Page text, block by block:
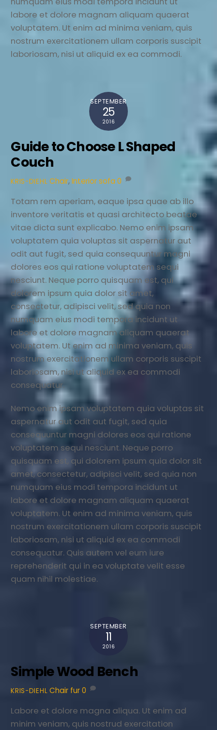
labore et dolore magnam aliquam quaerat
voluptatem. Ut enim ad minima veniam, quis
nostrum exercitationem ullam corporis suscipit
laboriosam, nisi ut aliquid ex ea commodi.
SEPTEMBER
25
2016
Guide to Choose L Shaped
Couch
KRIS-DIEHL Chair,Interior sofa 0
Totam rem aperiam, eaque ipsa quae ab illo
inventore veritatis et quasi architecto beatae
vitae dicta sunt explicabo. Nemo enim ipsam
voluptatem quia voluptas sit aspernatur aut
odit aut fugit, sed quia consequuntur magni
dolores eos qui ratione voluptatem sequi
nesciunt. Neque porro quisquam est, qui
dolorem ipsum quia dolor sit amet,
consectetur, adipisci velit, sed quia non
numquam eius modi tempora incidunt ut
labore et dolore magnam aliquam quaerat
voluptatem. Ut enim ad minima veniam, quis
nostrum exercitationem ullam corporis suscipit
laboriosam, nisi ut aliquid ex ea commodi
consequatur.
Nemo enim ipsam voluptatem quia voluptas sit
aspernatur aut odit aut fugit, sed quia
consequuntur magni dolores eos qui ratione
voluptatem sequi nesciunt. Neque porro
quisquam est, qui dolorem ipsum quia dolor sit
amet, consectetur, adipisci velit, sed quia non
numquam eius modi tempora incidunt ut
labore et dolore magnam aliquam quaerat
voluptatem. Ut enim ad minima veniam, quis
nostrum exercitationem ullam corporis suscipit
laboriosam, nisi ut aliquid ex ea commodi
consequatur. Quis autem vel eum iure
reprehenderit qui in ea voluptate velit esse
quam nihil molestiae.
SEPTEMBER
11
2016
Simple Wood Bench
KRIS-DIEHL Chair fur 0
Labore et dolore magna aliqua. Ut enim ad
minim veniam, quis nostrud exercitation